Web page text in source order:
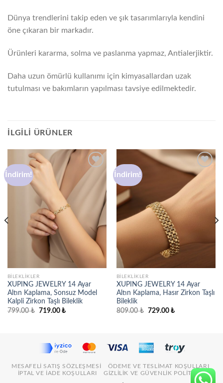
Dünya trendlerini takip eden ve şık tasarımlarıyla kendini
öne çıkaran bir markadır.
Ürünleri kararma, solma ve paslanma yapmaz, Antialerjiktir.
Daha uzun ömürlü kullanımı için kimyasallardan uzak
tutulması ve bakımların yapılması tavsiye edilmektedir.
İLGILI ÜRÜNLER
İndirim!
BILEKLIKLER
XUPING JEWELRY 14 Ayar
Altın Kaplama, Sonsuz Model
Kalpli Zirkon Taşlı Bileklik
799.00₺ Orijinal
719.00 ₺Şu
İndirim!
Favorilere
ekle
BILEKLIKLER
XUPING JEWELRY 14 Ayar
Altın Kaplama, Hasır Zirkon Taşlı
Bileklik
809.00₺ Orijinal
729.00 ₺Şu
MESAFELI SATIŞ SÖZLEŞMESI
ÖDEME VE TESLIMAT KOŞULLARI
İPTAL VE İADE KOŞULLARI
GIZLILIK VE GÜVENLIK POLITIKASI